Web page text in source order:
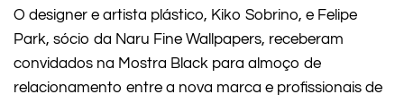
O designer e artista plástico, Kiko Sobrino, e Felipe
Park, sócio da Naru Fine Wallpapers, receberam
convidados na Mostra Black para almoço de
relacionamento entre a nova marca e profissionais de